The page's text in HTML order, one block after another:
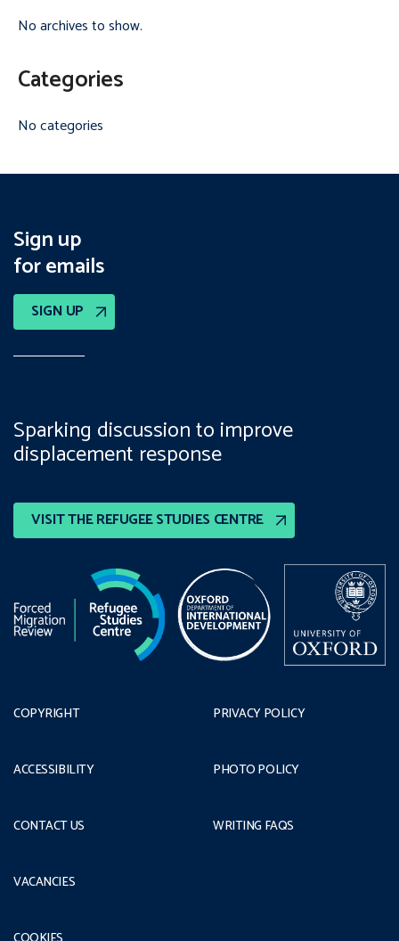
No archives to show.
Categories
No categories
Sign up
for emails
SIGN UP
VISIT THE REFUGEE STUDIES CENTRE
Sparking discussion to improve
displacement response
COPYRIGHT
ACCESSIBILITY
CONTACT US
PRIVACY POLICY
PHOTO POLICY
WRITING FAQS
VACANCIES